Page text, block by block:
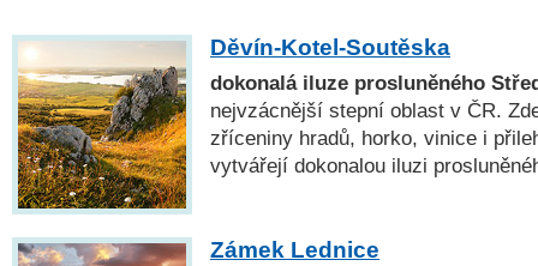
Děvín-Kotel-Soutěska
dokonalá iluze prosluněného
nejvzácnější stepní oblast v ČR.
zříceniny hradů, horko, vinice i
vytvářejí dokonalou iluzi
Zámek Lednice